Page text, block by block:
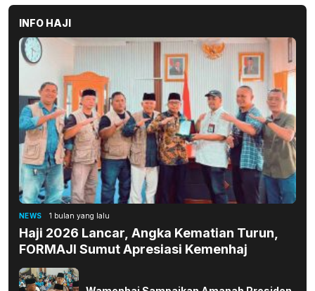
INFO HAJI
NEWS 1 bulan yang lalu
Haji 2026 Lancar, Angka Kematian Turun,
FORMAJI Sumut Apresiasi Kemenhaj